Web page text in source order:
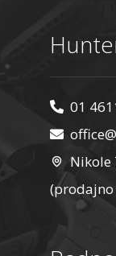
01
Nikole